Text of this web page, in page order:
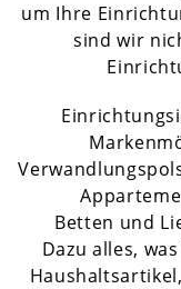
um Ihre
sind wir
Betten und
Dazu alles,